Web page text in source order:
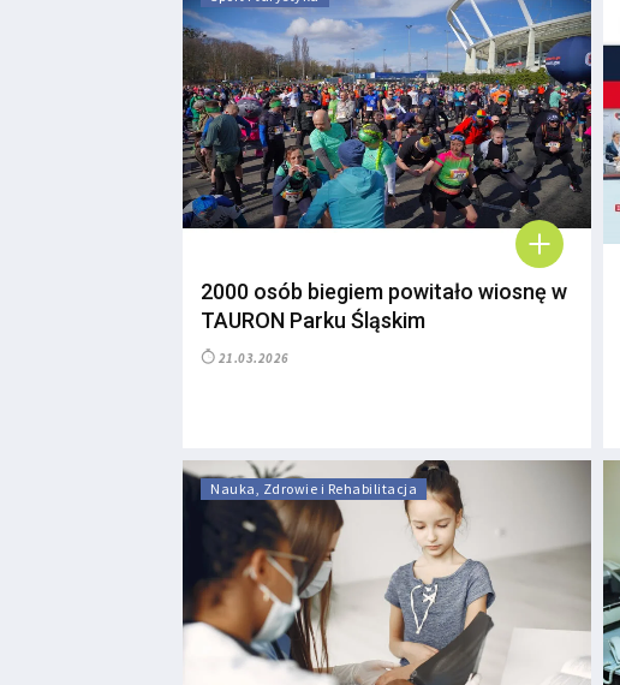
2000 osób biegiem powitało wiosnę w
TAURON Parku Śląskim
21.03.2026
Nauka, Zdrowie i Rehabilitacja